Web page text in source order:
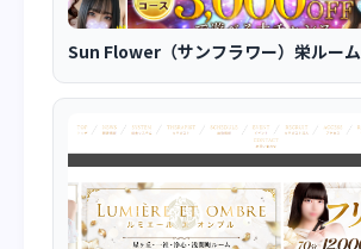
Sun Flower（サンフラワー）栄ルーム